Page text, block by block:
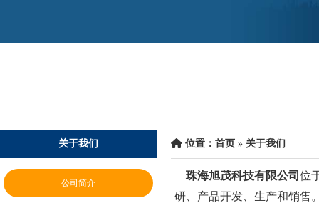
关于我们
公司简介
位置： 首页 » 关于我们
珠海旭茂科技有限公司 位
研、产品开发、生产和销售